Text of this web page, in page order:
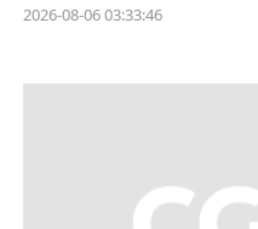
2026-08-06 03:33:46